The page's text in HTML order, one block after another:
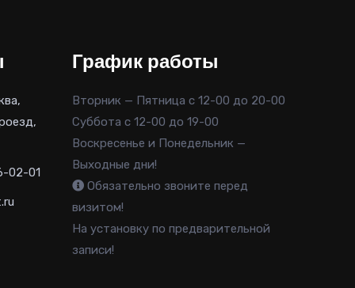
02-01
График работы
Вторник — Пятница с 12-00 до 20-00
Суббота с 12-00 до 19-00
Воскресенье и Понедельник —
Выходные дни!
Обязательно звоните перед
визитом!
На установку по предварительной
записи!